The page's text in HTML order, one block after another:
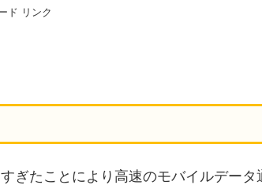
ド リンク
ぎたことにより高速のモバイルデータ